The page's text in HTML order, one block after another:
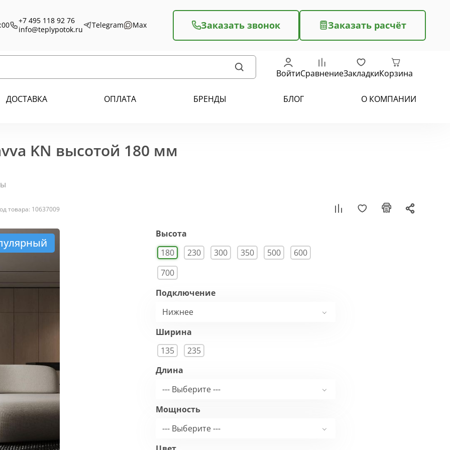
+7 495 118 92 76
info@teplypotok.ru
Telegram Max Заказать звонок Заказать расчёт
ВойтиСравнениеЗакладкиКорзина
ДОСТАВКА ОПЛАТА БРЕНДЫ БЛОГ О КОМПАНИИ
KN высотой 180 мм
товара: 10637009
Высота
180
230 300 350 500
600
700
Подключение
Нижнее
Ширина
135
235
Длина
--- Выберите ---
Мощность
--- Выберите ---